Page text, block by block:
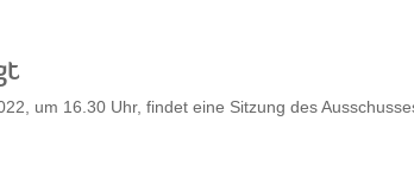
um 16.30 Uhr, findet eine Sitzung des